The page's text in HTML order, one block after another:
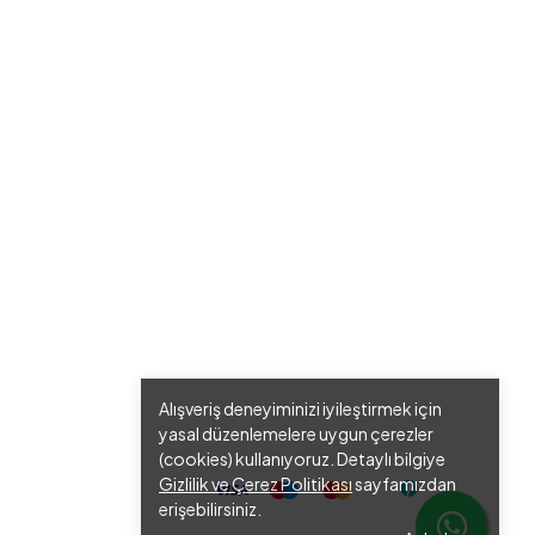
Alışveriş deneyiminizi iyileştirmek için
yasal düzenlemelere uygun çerezler
(cookies) kullanıyoruz. Detaylı bilgiye
Gizlilik ve Çerez Politikasısayfamızdan
erişebilirsiniz.